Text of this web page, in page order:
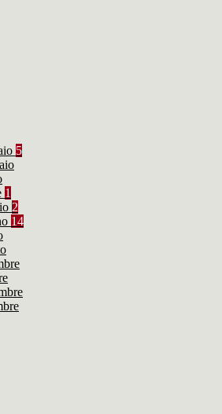
5
1
2
14